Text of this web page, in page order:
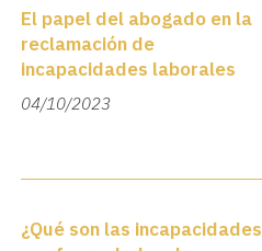
El papel del abogado en la
reclamación de
incapacidades laborales
04/10/2023
¿Qué son las incapacidades